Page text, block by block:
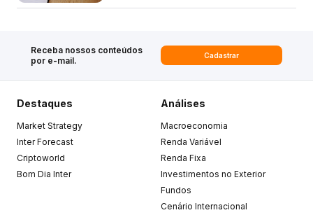
Receba nossos conteúdos
por e-mail.
Cadastrar
Destaques
Market Strategy
Inter Forecast
Criptoworld
Bom Dia Inter
Análises
Macroeconomia
Renda Variável
Renda Fixa
Investimentos no Exterior
Fundos
Cenário Internacional